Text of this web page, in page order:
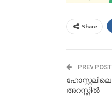
Share
PREV POST
അറസ്റ്റിൽ